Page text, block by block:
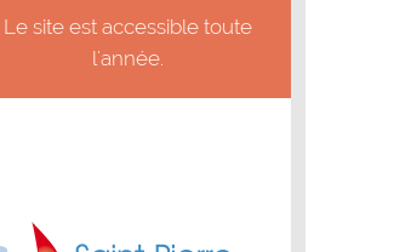
Le site est accessible toute
l'année.